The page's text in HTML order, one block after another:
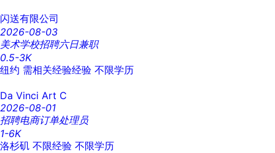
闪送有限公司
2026-08-03
美术学校招聘六日兼职
0.5-3K
纽约 需相关经验经验 不限学历
Da Vinci Art C
2026-08-01
招聘电商订单处理员
1-6K
洛杉矶 不限经验 不限学历